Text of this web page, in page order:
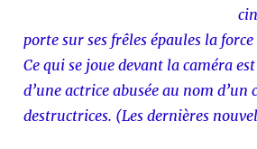
porte sur ses frêles épaules la
Ce qui se joue devant la caméra
d’une actrice abusée au nom
destructrices. (Les dernières